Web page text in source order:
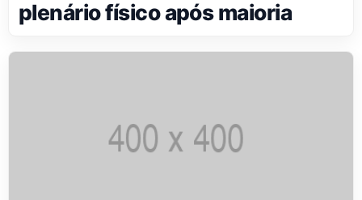
plenário físico após maioria